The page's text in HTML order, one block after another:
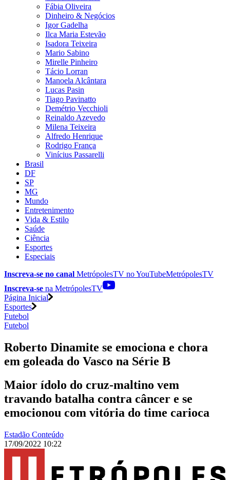
Fábia Oliveira
Dinheiro & Negócios
Igor Gadelha
Ilca Maria Estevão
Isadora Teixeira
Mario Sabino
Mirelle Pinheiro
Tácio Lorran
Manoela Alcântara
Lucas Pasin
Tiago Pavinatto
Demétrio Vecchioli
Reinaldo Azevedo
Milena Teixeira
Alfredo Henrique
Rodrigo França
Vinícius Passarelli
Brasil
DF
SP
MG
Mundo
Entretenimento
Vida & Estilo
Saúde
Ciência
Esportes
Especiais
Inscreva-se no canal MetrópolesTV noYouTubeMetrópolesTV
Inscreva-se na MetrópolesTV
Página Inicial
Esportes
Futebol
Futebol
Roberto Dinamite se emociona e chora
em goleada do Vasco na Série B
Maior ídolo do cruz-maltino vem
travando batalha contra câncer e se
emocionou com vitória do time carioca
Estadão Conteúdo
17/09/2022 10:22